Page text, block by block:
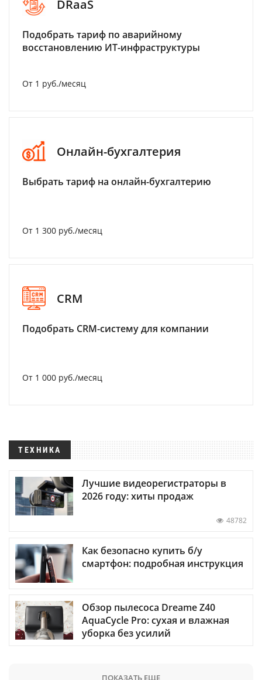
DRaaS
Подобрать тариф по аварийному
восстановлению ИТ-инфраструктуры
От 1 руб./месяц
Онлайн-бухгалтерия
Выбрать тариф на онлайн-бухгалтерию
От 1 300 руб./месяц
CRM
Подобрать CRM-систему для компании
От 1 000 руб./месяц
ТЕХНИКА
Лучшие видеорегистраторы в
2026 году: хиты продаж
48782
Как безопасно купить б/у
смартфон: подробная инструкция
Обзор пылесоса Dreame Z40
AquaCycle Pro: сухая и влажная
уборка без усилий
ПОКАЗАТЬ ЕЩЕ